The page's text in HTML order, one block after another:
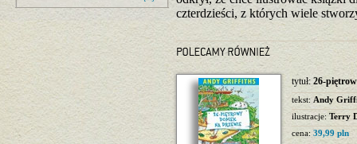
czterdzieści, z których wiele
tytuł: 26-
tekst: Andy
ilustracje: Terry
cena: 39,99 pln